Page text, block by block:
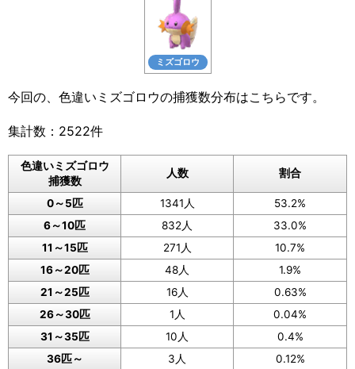
ミズゴロウ
今回の、色違いミズゴロウの捕獲数分布はこちらです。
集計数：2522件
色違いミズゴロウ
捕獲数
人数 割合
0～5匹 1341人
53.2%
6～10匹
832人
33.0%
11～15匹
271人
10.7%
16～20匹
48人
1.9%
21～25匹
16人
0.63%
26～30匹
1人
0.04%
31～35匹
10人
0.4%
36匹～
3人 0.12%